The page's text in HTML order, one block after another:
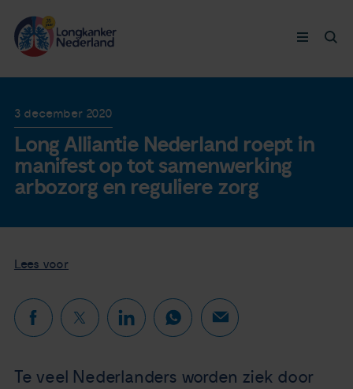
Doneer nu
Nieuws
Longkanker
Leven met
Ervaringen
3 december 2020
Long Alliantie Nederland roept in
manifest op tot samenwerking
arbozorg en reguliere zorg
Lees voor
Te veel Nederlanders worden ziek door